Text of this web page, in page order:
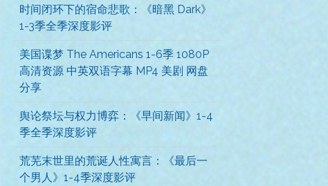
时间闭环下的宿命悲歌：《暗黑 Dark》
1-3季全季深度影评
美国谍梦 The Americans 1-6季 1080P
高清资源 中英双语字幕 MP4 美剧 网盘
分享
舆论祭坛与权力博弈：《早间新闻》1-4
季全季深度影评
荒芜末世里的荒诞人性寓言：《最后一
个男人》1-4季深度影评